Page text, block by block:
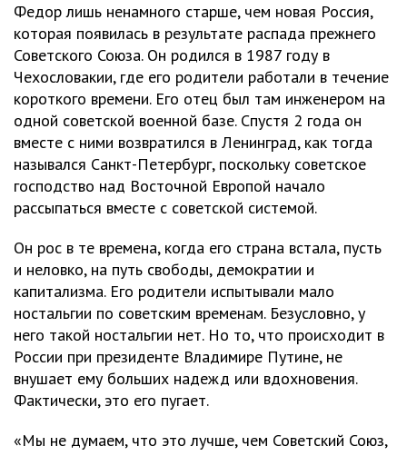
Федор лишь ненамного старше, чем новая Россия,
которая появилась в результате распада прежнего
Советского Союза. Он родился в 1987 году в
Чехословакии, где его родители работали в течение
короткого времени. Его отец был там инженером на
одной советской военной базе. Спустя 2 года он
вместе с ними возвратился в Ленинград, как тогда
назывался Санкт-Петербург, поскольку советское
господство над Восточной Европой начало
рассыпаться вместе с советской системой.
Он рос в те времена, когда его страна встала, пусть
и неловко, на путь свободы, демократии и
капитализма. Его родители испытывали мало
ностальгии по советским временам. Безусловно, у
него такой ностальгии нет. Но то, что происходит в
России при президенте Владимире Путине, не
внушает ему больших надежд или вдохновения.
Фактически, это его пугает.
«Мы не думаем, что это лучше, чем Советский Союз,